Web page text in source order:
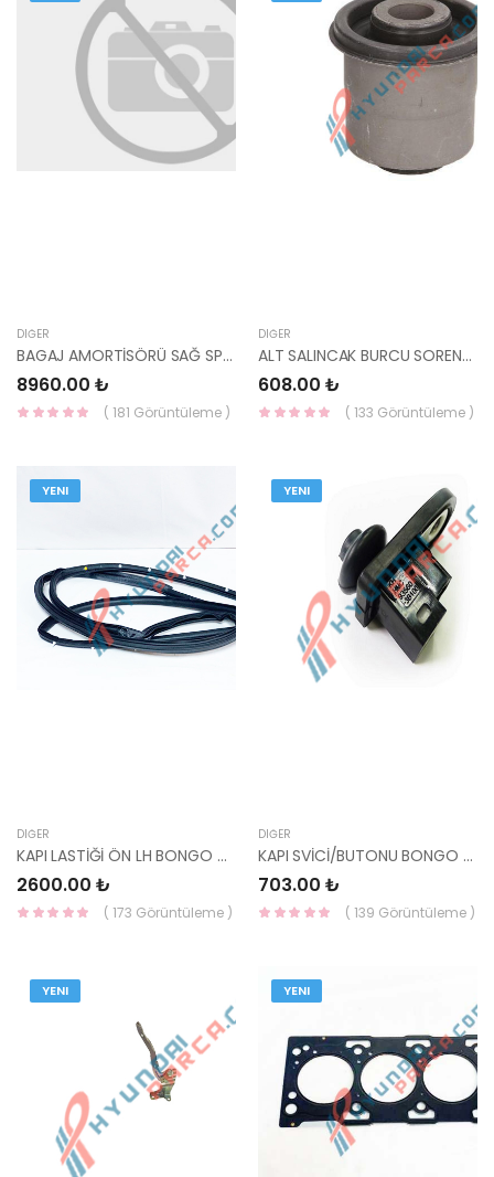
DIĞER
BAGAJ AMORTİSÖRÜ SAĞ SPORTAGE 18- 81780-F1000-HMC
8960.00 ₺
( 181 Görüntüleme )
DIĞER
ALT SALINCAK BURCU SORENTO 02-06 54580-3E002-KORE
608.00 ₺
( 133 Görüntüleme )
YENI
DIĞER
KAPI LASTİĞİ ÖN LH BONGO 06- 82130-4E000-HMC
2600.00 ₺
( 173 Görüntüleme )
YENI
DIĞER
KAPI SVİCİ/BUTONU BONGO 06-/CEED/SORENTO 02-10/CERATO 04-10 93560-3B100-HMC
703.00 ₺
( 139 Görüntüleme )
YENI YENI